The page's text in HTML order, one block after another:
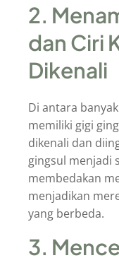
2.
dan Ciri
Dikenali
Di antara
memiliki gigi
dikenali dan
gingsul menjadi
membedakan
menjadikan
yang berbeda.
3.